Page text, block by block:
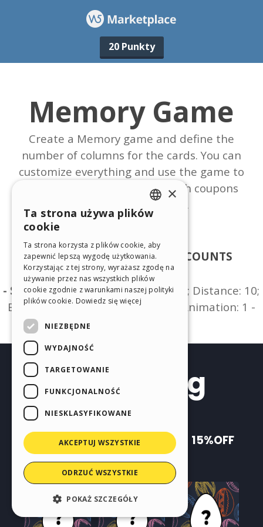
20 Punkty
ENGLISH
GERMAN
SPANISH
PORTUGUESE
×
Ta strona używa plików
cookie
Ta strona korzysta z plików cookie, aby
zapewnić lepszą wygodę użytkowania.
Korzystając z tej strony, wyrażasz zgodę na
używanie przez nas wszystkich plików
cookie zgodnie z warunkami naszej polityki
plików cookie. Dowiedz się więcej
NIEZBĘDNE
WYDAJNOŚĆ
TARGETOWANIE
FUNKCJONALNOŚĆ
NIESKLASYFIKOWANE
AKCEPTUJ WSZYSTKIE
ODRZUĆ WSZYSTKIE
POKAŻ SZCZEGÓŁY